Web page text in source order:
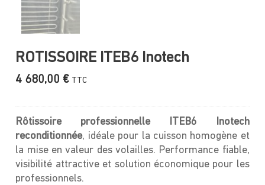
ROTISSOIRE ITEB6 Inotech
4 680,00 € TTC
Rôtissoire professionnelle ITEB6 Inotech
reconditionnée, idéale pour la cuisson homogène et
la mise en valeur des volailles. Performance fiable,
visibilité attractive et solution économique pour les
professionnels.